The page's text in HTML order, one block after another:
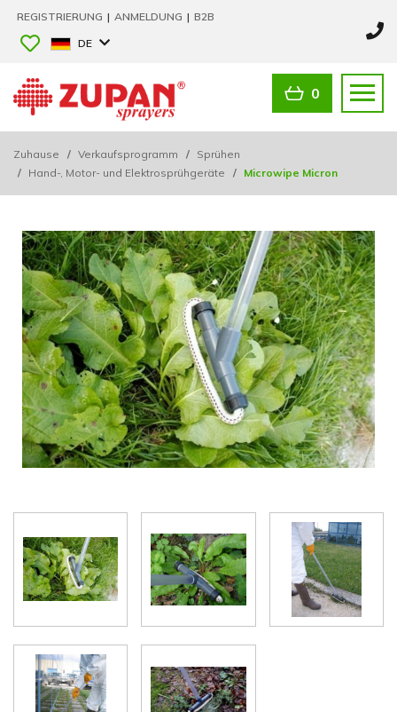
REGISTRIERUNG | ANMELDUNG | B2B
DE
0
Zuhause / Verkaufsprogramm / Sprühen
/ Hand-, Motor- und Elektrosprühgeräte / Microwipe Micron